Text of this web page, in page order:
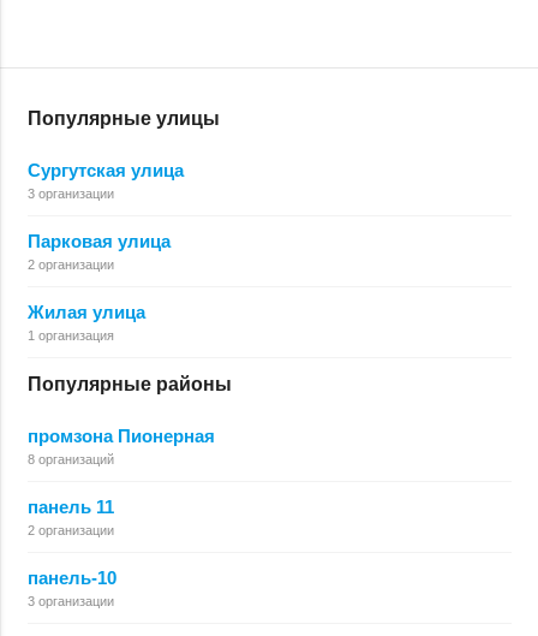
Популярные улицы
Сургутская улица
3 организации
Парковая улица
2 организации
Жилая улица
1 организация
Популярные районы
промзона Пионерная
8 организаций
панель 11
2 организации
панель-10
3 организации